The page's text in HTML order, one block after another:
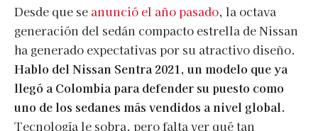
Desde que se anunció el año pasado, la octava
generación del sedán compacto estrella de Nissan
ha generado expectativas por su atractivo diseño.
Hablo del Nissan Sentra 2021, un modelo que ya
llegó a Colombia para defender su puesto como
uno de los sedanes más vendidos a nivel global.
Tecnología le sobra, pero falta ver qué tan